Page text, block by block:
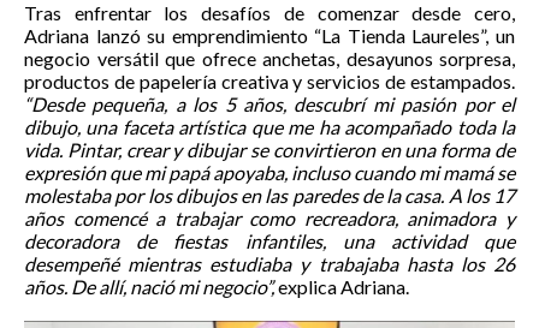
Tras enfrentar los desafíos de comenzar desde cero,
Adriana lanzó su emprendimiento “La Tienda Laureles”, un
negocio versátil que ofrece anchetas, desayunos sorpresa,
productos de papelería creativa y servicios de estampados.
“Desde pequeña, a los 5 años, descubrí mi pasión por el
dibujo, una faceta artística que me ha acompañado toda la
vida. Pintar, crear y dibujar se convirtieron en una forma de
expresión que mi papá apoyaba, incluso cuando mi mamá se
molestaba por los dibujos en las paredes de la casa. A los 17
años comencé a trabajar como recreadora, animadora y
decoradora de fiestas infantiles, una actividad que
desempeñé mientras estudiaba y trabajaba hasta los 26
años. De allí, nació mi negocio”,explica Adriana.